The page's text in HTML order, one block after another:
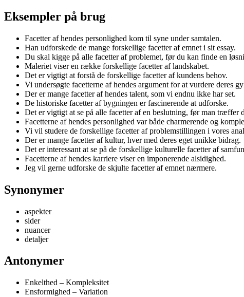
Eksempler på brug
Facetter af hendes personlighed kom til syne under samtalen.
Han udforskede de mange forskellige facetter af emnet i sit essay.
Du skal kigge på alle facetter af problemet, før du kan finde en
Maleriet viser en række forskellige facetter af landskabet.
Det er vigtigt at forstå de forskellige facetter af kundens behov.
Vi undersøgte facetterne af hendes argument for at vurdere deres
Der er mange facetter af hendes talent, som vi endnu ikke har set.
De historiske facetter af bygningen er fascinerende at udforske.
Det er vigtigt at se på alle facetter af en beslutning, før man træffer
Facetterne af hendes personlighed var både charmerende og
Vi vil studere de forskellige facetter af problemstillingen i vores
Der er mange facetter af kultur, hver med deres eget unikke bidrag.
Det er interessant at se på de forskellige kulturelle facetter af
Facetterne af hendes karriere viser en imponerende alsidighed.
Jeg vil gerne udforske de skjulte facetter af emnet nærmere.
Synonymer
aspekter
sider
nuancer
detaljer
Antonymer
Enkelthed – Kompleksitet
Ensformighed – Variation